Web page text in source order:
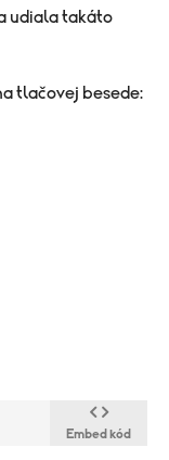
udiala takáto
tlačovej besede:
Embed kód